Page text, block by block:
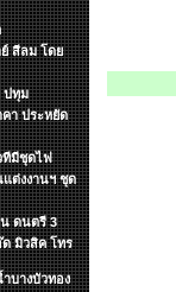
สีลม โดย
ปทุม
า ประหยัด
ทีมีชุดไฟ
แต่งงานฯ ชุด
ดนตรี 3
ด มิวสิค โทร
บางบัวทอง